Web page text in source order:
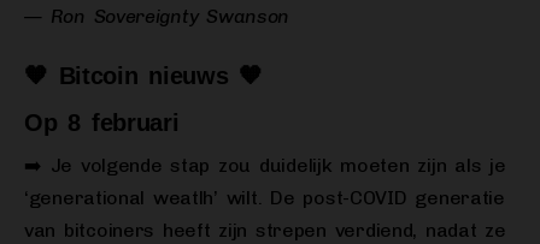
— Ron Sovereignty Swanson
🧡 Bitcoin nieuws 🧡
Op 8 februari
➡️ Je volgende stap zou duidelijk moeten zijn als je
‘generational weatlh’ wilt. De post-COVID generatie
van bitcoiners heeft zijn strepen verdiend, nadat ze